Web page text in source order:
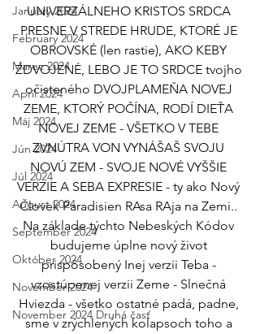
January 2024
February 2024
Marec 2024
April 2024
Máj 2024
Jún 2024
Júl 2024
August 2024
September 2024
Október 2024
November 2024
November 2024 Druhá časť
UNIVERZÁLNEHO KRISTOS SRDCA
PRESNE V STREDE HRUDE, KTORÉ JE
OBROVSKÉ (len rastie), AKO KEBY
ZDVOJENÉ, LEBO JE TO SRDCE tvojho
očisteného DVOJPLAMEŇA NOVEJ
ZEME, KTORÝ POČÍNA, RODÍ DIEŤA
NOVEJ ZEME - VŠETKO V TEBE
ZVNÚTRA VON VYNÁŠAŠ SVOJU
NOVÚ ZEM - SVOJE NOVÉ VYŠŠIE
VERZIE A SEBA EXPRESIE - ty ako Nový
Človek Paradisien RAsa RAja na Zemi..
Na základe týchto Nebeských Kódov
budujeme úplne nový život
prispôsobený Inej verzii Teba -
vzostúpenej verzii Zeme - Slnečná
Hviezda - všetko ostatné padá, padne,
sme v zrýchlených kolapsoch toho a